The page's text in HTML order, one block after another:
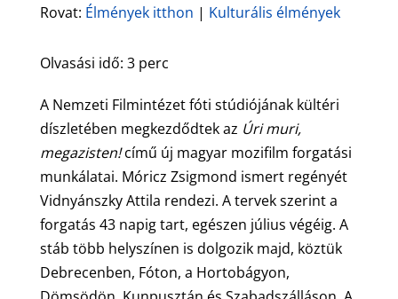
Rovat: Élmények itthon | Kulturális élmények
Olvasási idő: 3 perc
A Nemzeti Filmintézet fóti stúdiójának kültéri
díszletében megkezdődtek az Úri muri,
megazisten!című új magyar mozifilm forgatási
munkálatai. Móricz Zsigmond ismert regényét
Vidnyánszky Attila rendezi. A tervek szerint a
forgatás 43 napig tart, egészen július végéig. A
stáb több helyszínen is dolgozik majd, köztük
Debrecenben, Fóton, a Hortobágyon,